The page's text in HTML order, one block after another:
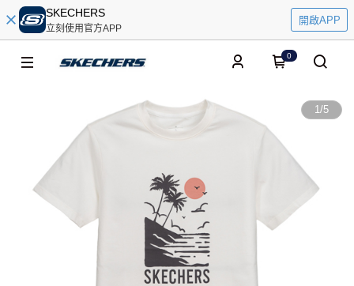
SKECHERS
立刻使用官方APP
開啟APP
0
1/5